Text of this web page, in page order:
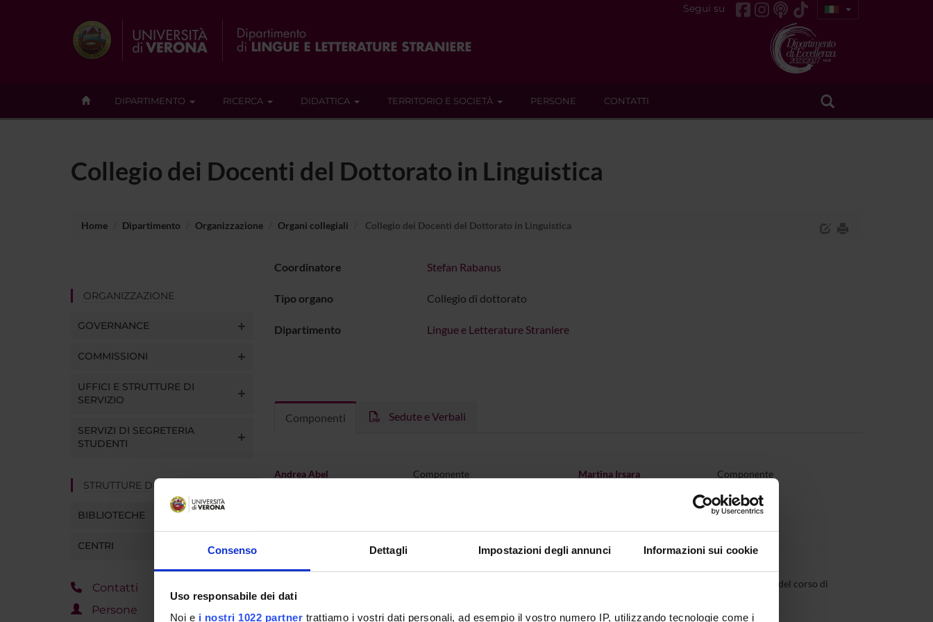
Consenso Dettagli Impostazioni degli annunci Informazioni sui cookie
Uso responsabile dei dati
Noi e i nostri 1022 partner trattiamo i vostri dati personali, ad esempio il vostro numero IP, utilizzando tecnologie come i
Segui su
DIPARTIMENTO RICERCA DIDATTICA TERRITORIO E SOCIETÀ PERSONE CONTATTI
Collegio dei Docenti del Dottorato in Linguistica
Home Dipartimento Organizzazione Organi collegiali Collegio dei Docenti del Dottorato in Linguistica
ORGANIZZAZIONE
GOVERNANCE
COMMISSIONI
UFFICI E STRUTTURE DI
SERVIZIO
SERVIZI DI SEGRETERIA
STUDENTI
STRUTTURE DEL DIPARTIMENTO
BIBLIOTECHE
CENTRI
Contatti
Persone
Coordinatore Stefan Rabanus
Tipo organo Collegio di dottorato
Dipartimento Lingue e Letterature Straniere
Componenti Sedute e Verbali
Andrea Abel Componente
Daniele Artoni Componente
Maria Adele Cipolla Componente
Martina Irsara Componente
Componente
Chiara Melloni Componente
Andrea Padovan Componente
Coordinatore del corso di